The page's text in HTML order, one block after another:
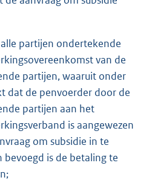
partijen ondertekende
van de
partijen, waaruit onder
dat de penvoerder door de
partijen aan het
is aangewezen
om subsidie in te
bevoegd is de betaling te